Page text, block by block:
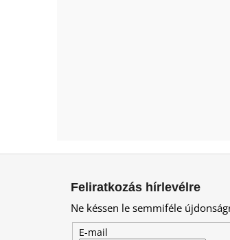
Feliratkozás hírlevélre
Ne késsen le semmiféle
E-mail